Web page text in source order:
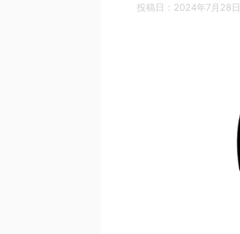
投稿日： 2024年7月28日